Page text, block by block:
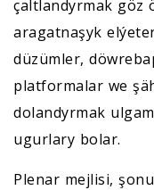
çaltlandyrmak göz
aragatnaşyk
düzümler,
platformalar we
dolandyrmak
ugurlary bolar.
Plenar mejlisi,